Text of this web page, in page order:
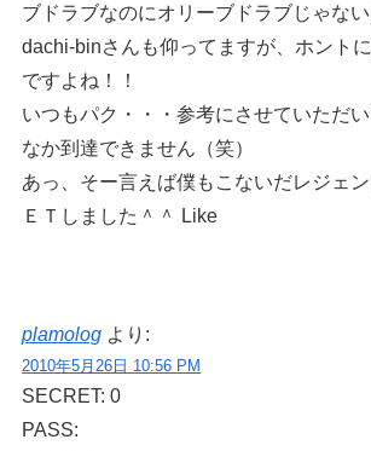
ブドラブなのにオリーブドラブじゃない
dachi-binさんも仰ってますが、ホント
ですよね！！
いつもパク・・・参考にさせていただ
なか到達できません（笑）
あっ、そー言えば僕もこないだレジェ
ＥＴしました＾＾ Like
plamolog より:
2010年5月26日 10:56 PM
SECRET: 0
PASS: